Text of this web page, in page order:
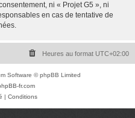
ni « Projet G5 », ni
en cas de tentative de
Heures au format UTC+02:00
Software © phpBB Limited
fr.com
| Conditions